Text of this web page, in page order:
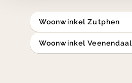
Woonwinkel Zutphen
Woonwinkel Veenendaal